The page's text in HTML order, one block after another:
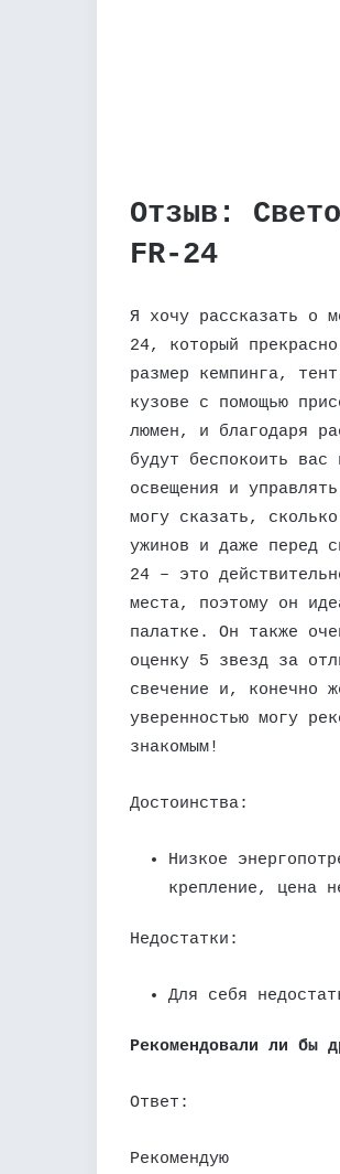
Отзыв:
FR-24
Я хочу рассказать о
24, который
размер кемпинга,
кузове с помощью
люмен, и благодаря
будут беспокоить
освещения и
могу сказать,
ужинов и даже перед
24 – это
места, поэтому он
палатке. Он также
оценку 5 звезд за
свечение и, конечно
уверенностью могу
знакомым!
Достоинства:
Низкое
крепление, цена
Недостатки:
Для себя
Рекомендовали ли бы
Ответ:
Рекомендую